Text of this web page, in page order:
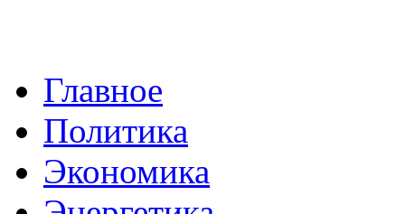
Главное
Политика
Экономика